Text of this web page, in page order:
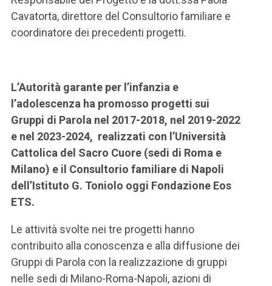
Cavatorta, direttore del Consultorio familiare e
coordinatore dei precedenti progetti.
L’Autorità garante per l’infanzia e
l’adolescenza ha promosso progetti sui
Gruppi di Parola nel 2017-2018, nel 2019-2022
e nel 2023-2024, realizzati con l’Università
Cattolica del Sacro Cuore (sedi di Roma e
Milano) e il Consultorio familiare di Napoli
dell’Istituto G. Toniolo oggi Fondazione Eos
ETS.
Le attività svolte nei tre progetti hanno
contribuito alla conoscenza e alla diffusione dei
Gruppi di Parola con la realizzazione di gruppi
nelle sedi di Milano-Roma-Napoli, azioni di